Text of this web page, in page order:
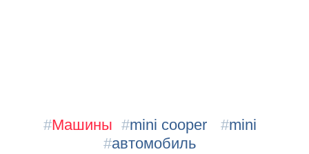
#Машины #mini cooper #mini
#автомобиль